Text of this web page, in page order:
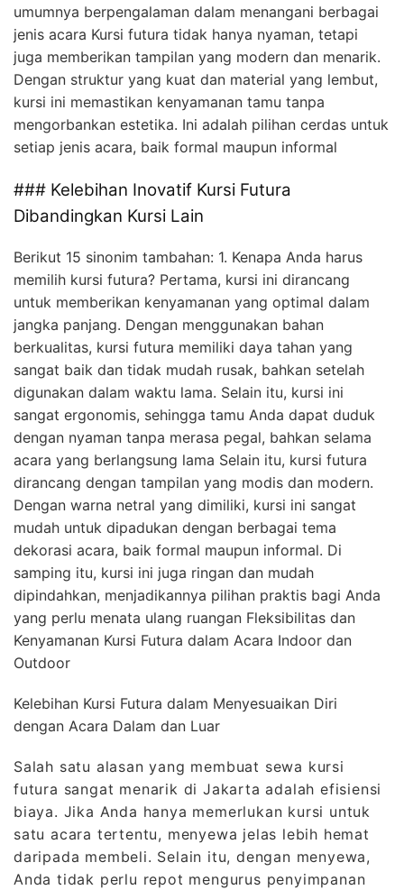
umumnya berpengalaman dalam menangani berbagai
jenis acara Kursi futura tidak hanya nyaman, tetapi
juga memberikan tampilan yang modern dan menarik.
Dengan struktur yang kuat dan material yang lembut,
kursi ini memastikan kenyamanan tamu tanpa
mengorbankan estetika. Ini adalah pilihan cerdas untuk
setiap jenis acara, baik formal maupun informal
### Kelebihan Inovatif Kursi Futura
Dibandingkan Kursi Lain
Berikut 15 sinonim tambahan: 1. Kenapa Anda harus
memilih kursi futura? Pertama, kursi ini dirancang
untuk memberikan kenyamanan yang optimal dalam
jangka panjang. Dengan menggunakan bahan
berkualitas, kursi futura memiliki daya tahan yang
sangat baik dan tidak mudah rusak, bahkan setelah
digunakan dalam waktu lama. Selain itu, kursi ini
sangat ergonomis, sehingga tamu Anda dapat duduk
dengan nyaman tanpa merasa pegal, bahkan selama
acara yang berlangsung lama Selain itu, kursi futura
dirancang dengan tampilan yang modis dan modern.
Dengan warna netral yang dimiliki, kursi ini sangat
mudah untuk dipadukan dengan berbagai tema
dekorasi acara, baik formal maupun informal. Di
samping itu, kursi ini juga ringan dan mudah
dipindahkan, menjadikannya pilihan praktis bagi Anda
yang perlu menata ulang ruangan Fleksibilitas dan
Kenyamanan Kursi Futura dalam Acara Indoor dan
Outdoor
Kelebihan Kursi Futura dalam Menyesuaikan Diri
dengan Acara Dalam dan Luar
Salah satu alasan yang membuat sewa kursi
futura sangat menarik di Jakarta adalah efisiensi
biaya. Jika Anda hanya memerlukan kursi untuk
satu acara tertentu, menyewa jelas lebih hemat
daripada membeli. Selain itu, dengan menyewa,
Anda tidak perlu repot mengurus penyimpanan